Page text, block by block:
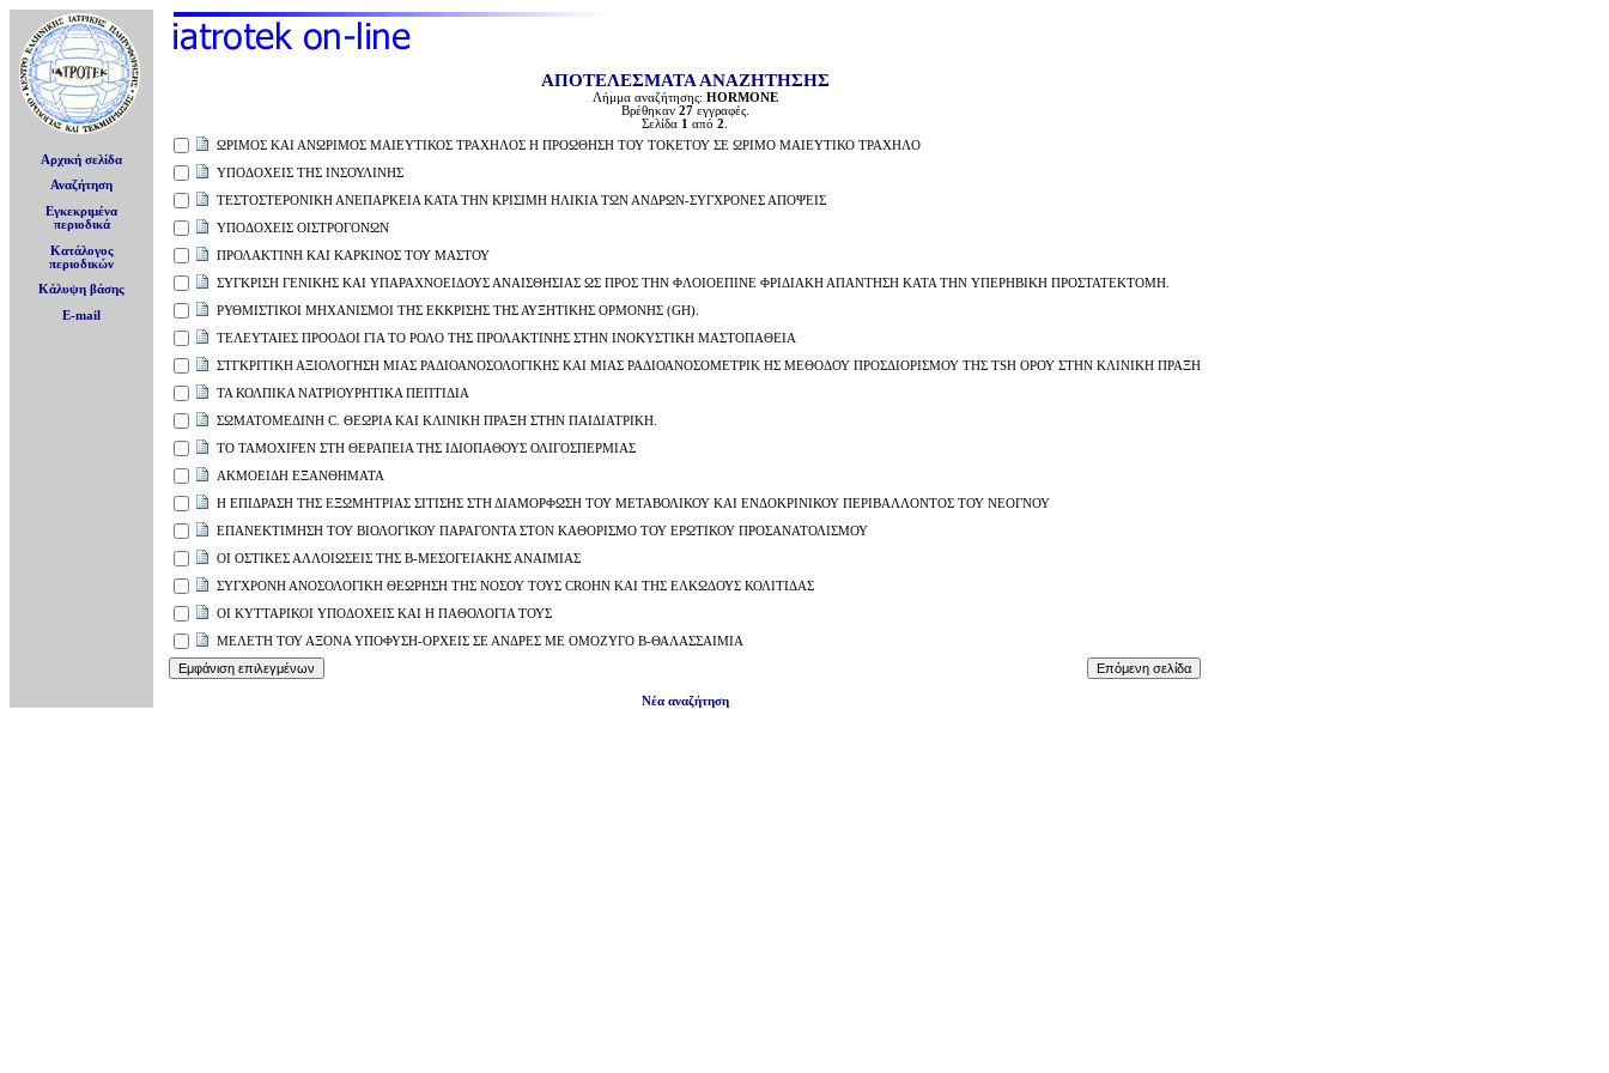
Αρχική σελίδα
Αναζήτηση
Εγκεκριμένα
περιοδικά
Κατάλογος
περιοδικών
Κάλυψη βάσης
E-mail
ΑΠΟΤΕΛΕΣΜΑΤΑ ΑΝΑΖΗΤΗΣΗΣ
Λήμμα αναζήτησης: HORMONE
Βρέθηκαν 27εγγραφές.
Σελίδα 1 από 2
ΩΡΙΜΟΣ ΚΑΙ ΑΝΩΡΙΜΟΣ ΜΑΙΕΥΤΙΚΟΣ ΤΡΑΧΗΛΟΣ Η ΠΡΟΩΘΗΣΗ ΤΟΥ ΤΟΚΕΤΟΥ ΣΕ ΩΡΙΜΟ ΜΑΙΕΥΤΙΚΟ ΤΡΑΧΗΛΟ
ΥΠΟΔΟΧΕΙΣ ΤΗΣ ΙΝΣΟΥΛΙΝΗΣ
ΤΕΣΤΟΣΤΕΡΟΝΙΚΗ ΑΝΕΠΑΡΚΕΙΑ ΚΑΤΑ ΤΗΝ ΚΡΙΣΙΜΗ ΗΛΙΚΙΑ ΤΩΝ ΑΝΔΡΩΝ-ΣΥΓΧΡΟΝΕΣ ΑΠΟΨΕΙΣ
ΥΠΟΔΟΧΕΙΣ ΟΙΣΤΡΟΓΟΝΩΝ
ΠΡΟΛΑΚΤΙΝΗ ΚΑΙ ΚΑΡΚΙΝΟΣ ΤΟΥ ΜΑΣΤΟΥ
ΣΥΓΚΡΙΣΗ ΓΕΝΙΚΗΣ ΚΑΙ ΥΠΑΡΑΧΝΟΕΙΔΟΥΣ ΑΝΑΙΣΘΗΣΙΑΣ ΩΣ ΠΡΟΣ ΤΗΝ ΦΛΟΙΟΕΠΙΝΕ ΦΡΙΔΙΑΚΗ ΑΠΑΝΤΗΣΗ ΚΑΤΑ ΤΗΝ ΥΠΕΡΗΒΙΚΗ ΠΡΟΣΤΑΤΕΚΤΟΜΗ.
ΡΥΘΜΙΣΤΙΚΟΙ ΜΗΧΑΝΙΣΜΟΙ ΤΗΣ ΕΚΚΡΙΣΗΣ ΤΗΣ ΑΥΞΗΤΙΚΗΣ ΟΡΜΟΝΗΣ (GH).
ΤΕΛΕΥΤΑΙΕΣ ΠΡΟΟΔΟΙ ΓΙΑ ΤΟ ΡΟΛΟ ΤΗΣ ΠΡΟΛΑΚΤΙΝΗΣ ΣΤΗΝ ΙΝΟΚΥΣΤΙΚΗ ΜΑΣΤΟΠΑΘΕΙΑ
ΣΤΓΚΡΙΤΙΚΗ ΑΞΙΟΛΟΓΗΣΗ ΜΙΑΣ ΡΑΔΙΟΑΝΟΣΟΛΟΓΙΚΗΣ ΚΑΙ ΜΙΑΣ ΡΑΔΙΟΑΝΟΣΟΜΕΤΡΙΚ ΗΣ ΜΕΘΟΔΟΥ ΠΡΟΣΔΙΟΡΙΣΜΟΥ ΤΗΣ TSH ΟΡΟΥ ΣΤΗΝ ΚΛΙΝΙΚΗ ΠΡΑΞΗ
ΤΑ ΚΟΛΠΙΚΑ ΝΑΤΡΙΟΥΡΗΤΙΚΑ ΠΕΠΤΙΔΙΑ
ΣΩΜΑΤΟΜΕΔΙΝΗ C. ΘΕΩΡΙΑ ΚΑΙ ΚΛΙΝΙΚΗ ΠΡΑΞΗ ΣΤΗΝ ΠΑΙΔΙΑΤΡΙΚΗ.
ΤΟ TAMOXIFEN ΣΤΗ ΘΕΡΑΠΕΙΑ ΤΗΣ ΙΔΙΟΠΑΘΟΥΣ ΟΛΙΓΟΣΠΕΡΜΙΑΣ
ΑΚΜΟΕΙΔΗ ΕΞΑΝΘΗΜΑΤΑ
Η ΕΠΙΔΡΑΣΗ ΤΗΣ ΕΞΩΜΗΤΡΙΑΣ ΣΙΤΙΣΗΣ ΣΤΗ ΔΙΑΜΟΡΦΩΣΗ ΤΟΥ ΜΕΤΑΒΟΛΙΚΟΥ ΚΑΙ ΕΝΔΟΚΡΙΝΙΚΟΥ ΠΕΡΙΒΑΛΛΟΝΤΟΣ ΤΟΥ ΝΕΟΓΝΟΥ
ΕΠΑΝΕΚΤΙΜΗΣΗ ΤΟΥ ΒΙΟΛΟΓΙΚΟΥ ΠΑΡΑΓΟΝΤΑ ΣΤΟΝ ΚΑΘΟΡΙΣΜΟ ΤΟΥ ΕΡΩΤΙΚΟΥ ΠΡΟΣΑΝΑΤΟΛΙΣΜΟΥ
ΟΙ ΟΣΤΙΚΕΣ ΑΛΛΟΙΩΣΕΙΣ ΤΗΣ Β-ΜΕΣΟΓΕΙΑΚΗΣ ΑΝΑΙΜΙΑΣ
ΣΥΓΧΡΟΝΗ ΑΝΟΣΟΛΟΓΙΚΗ ΘΕΩΡΗΣΗ ΤΗΣ ΝΟΣΟΥ ΤΟΥΣ CROHN ΚΑΙ ΤΗΣ ΕΛΚΩΔΟΥΣ ΚΟΛΙΤΙΔΑΣ
ΟΙ ΚΥΤΤΑΡΙΚΟΙ ΥΠΟΔΟΧΕΙΣ ΚΑΙ Η ΠΑΘΟΛΟΓΙΑ ΤΟΥΣ
ΜΕΛΕΤΗ ΤΟΥ ΑΞΟΝΑ ΥΠΟΦΥΣΗ-ΟΡΧΕΙΣ ΣΕ ΑΝΔΡΕΣ ΜΕ ΟΜΟΖΥΓΟ Β-ΘΑΛΑΣΣΑΙΜΙΑ
Νέα αναζήτηση